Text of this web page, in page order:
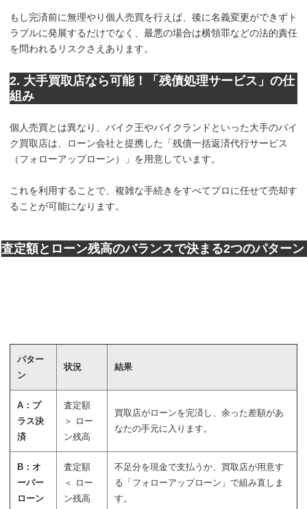
もし完済前に無理やり個人売買を行えば、後に名義変更ができずト
ラブルに発展するだけでなく、最悪の場合は横領罪などの法的責任
を問われるリスクさえあります。
2. 大手買取店なら可能！「残債処理サービス」の仕
組み
個人売買とは異なり、バイク王やバイクランドといった大手のバイ
ク買取店は、ローン会社と提携した「残債一括返済代行サービス
（フォローアップローン）」を用意しています。
これを利用することで、複雑な手続きをすべてプロに任せて売却す
ることが可能になります。
査定額とローン残高のバランスで決まる2つのパターン
パター
ン
状況 結果
A：プ
ラス決
済
査定額
＞ ロー
ン残高
買取店がローンを完済し、余った差額があ
なたの手元に入ります。
B：オ
ーバー
ローン
査定額
＜ ロー
ン残高
不足分を現金で支払うか、買取店が用意す
る「フォローアップローン」で組み直しま
す。